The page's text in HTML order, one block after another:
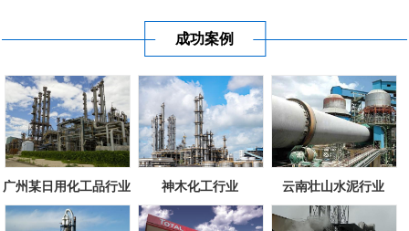
成功案例
广州某日用化工品行业 神木化工行业 云南壮山水泥行业